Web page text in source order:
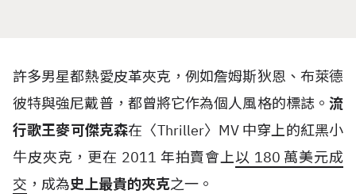
許多男星都熱愛皮革夾克，例如詹姆斯狄恩、布萊德
彼特與強尼戴普，都曾將它作為個人風格的標誌。 流
行歌王麥可傑克森在〈Thriller〉 MV 中穿上的紅黑小
牛皮夾克，更在 2011 年拍賣會上以 180 萬美元成
交 ，成為史上最貴的夾克之一。